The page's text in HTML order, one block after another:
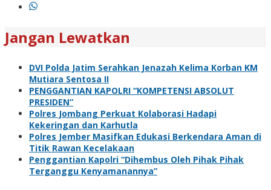
Jangan Lewatkan
DVI Polda Jatim Serahkan Jenazah Kelima Korban KM
Mutiara Sentosa II
PENGGANTIAN KAPOLRI “KOMPETENSI ABSOLUT
PRESIDEN”
Polres Jombang Perkuat Kolaborasi Hadapi
Kekeringan dan Karhutla
Polres Jember Masifkan Edukasi Berkendara Aman di
Titik Rawan Kecelakaan
Penggantian Kapolri “Dihembus Oleh Pihak Pihak
Terganggu Kenyamanannya”